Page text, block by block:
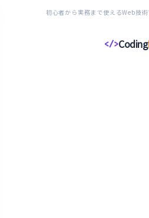
初心者から実務まで使えるWeb技
</>Coding
コ